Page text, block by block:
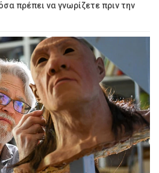
πρέπει να γνωρίζετε πριν την